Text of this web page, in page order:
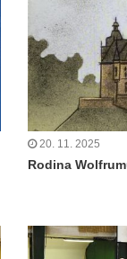
20. 11. 2025
Rodina